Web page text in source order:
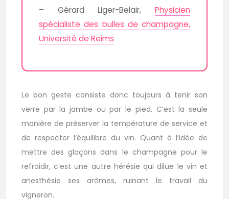
– Gérard Liger-Belair, Physicien
spécialiste des bulles de champagne,
Université de Reims
Le bon geste consiste donc toujours à tenir son
verre par la jambe ou par le pied. C’est la seule
manière de préserver la température de service et
de respecter l’équilibre du vin. Quant à l’idée de
mettre des glaçons dans le champagne pour le
refroidir, c’est une autre hérésie qui dilue le vin et
anesthésie ses arômes, ruinant le travail du
vigneron.